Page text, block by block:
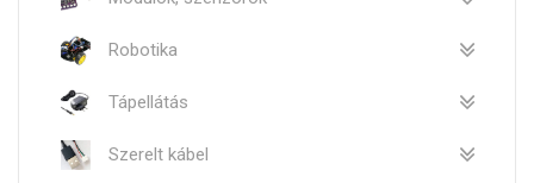
Robotika
Tápellátás
Szerelt kábel